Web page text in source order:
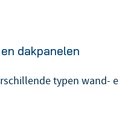
dakpanelen
typen wand-